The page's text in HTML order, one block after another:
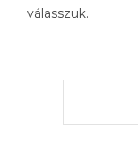
válasszuk.